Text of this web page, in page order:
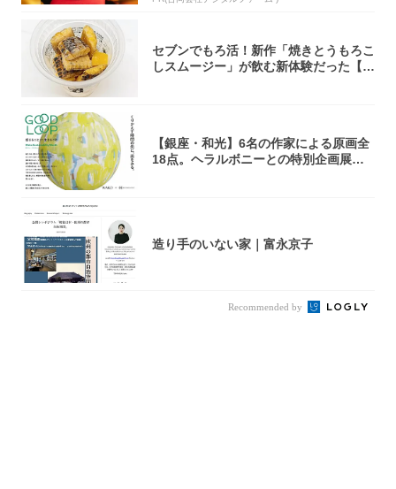
セブンでもろ活！新作「焼きとうもろこ
しスムージー」が飲む新体験だった【東
【銀座・和光】6名の作家による原画全
18点。ヘラルボニーとの特別企画展「G
造り手のいない家｜富永京子
Recommended by